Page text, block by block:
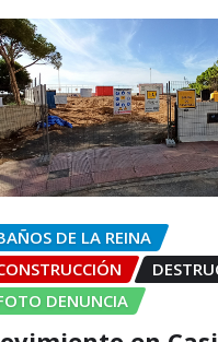
DE LA REINA
DENUNCIA